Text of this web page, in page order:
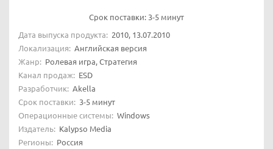
Срок поставки: 3-5 минут
Дата выпуска продукта: 2010, 13.07.2010
Локализация: Английская версия
Жанр: Ролевая игра, Стратегия
Канал продаж: ESD
Разработчик: Akella
Срок поставки: 3-5 минут
Операционные системы: Windows
Издатель: Kalypso Media
Регионы: Россия